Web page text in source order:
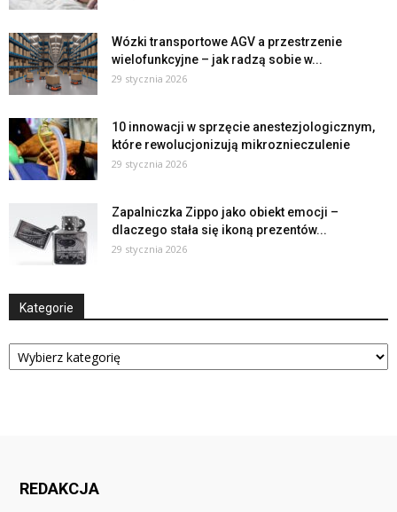
Wózki transportowe AGV a przestrzenie
wielofunkcyjne – jak radzą sobie w...
29 stycznia 2026
10 innowacji w sprzęcie anestezjologicznym,
które rewolucjonizują mikroznieczulenie
29 stycznia 2026
Zapalniczka Zippo jako obiekt emocji –
dlaczego stała się ikoną prezentów...
29 stycznia 2026
Kategorie
Kategorie
REDAKCJA